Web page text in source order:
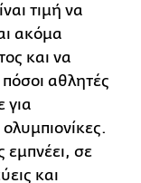
τιμή να
ακόμα
και να
αθλητές
για
εμπνέει, σε
και